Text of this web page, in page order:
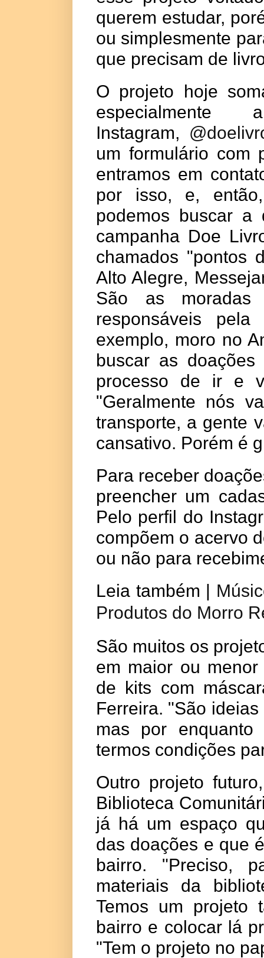
querem estudar,
ou simplesmente
que precisam de
O projeto hoje
Instagram,
um formulário com
entramos em
por isso, e,
podemos buscar a
campanha Doe
chamados "pontos
Alto Alegre,
São as
responsáveis
exemplo, moro no
buscar as
processo de ir e
"Geralmente nós
transporte, a gente
cansativo. Porém é
Para receber
preencher um
Pelo perfil do
compõem o acervo
ou não para
Leia também |
Produtos do Morro
São muitos os
em maior ou
de kits com
Ferreira. "São
mas por
termos condições
Outro projeto
Biblioteca
já há um espaço
das doações e que
bairro. "Preciso,
materiais da
Temos um projeto
bairro e colocar lá
"Tem o projeto no